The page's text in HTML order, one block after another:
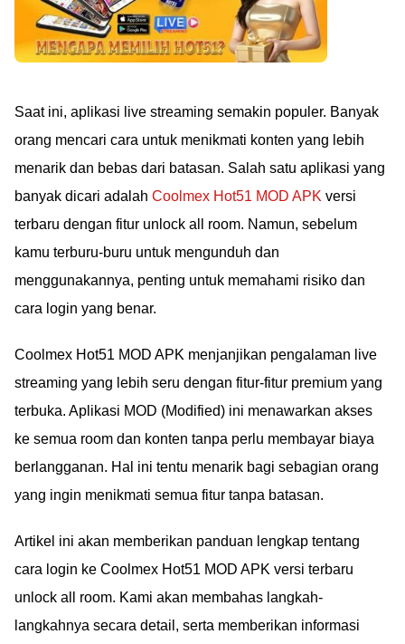
Saat ini, aplikasi live streaming semakin populer. Banyak
orang mencari cara untuk menikmati konten yang lebih
menarik dan bebas dari batasan. Salah satu aplikasi yang
banyak dicari adalah Coolmex Hot51 MOD APK versi
terbaru dengan fitur unlock all room. Namun, sebelum
kamu terburu-buru untuk mengunduh dan
menggunakannya, penting untuk memahami risiko dan
cara login yang benar.
Coolmex Hot51 MOD APK menjanjikan pengalaman live
streaming yang lebih seru dengan fitur-fitur premium yang
terbuka. Aplikasi MOD (Modified) ini menawarkan akses
ke semua room dan konten tanpa perlu membayar biaya
berlangganan. Hal ini tentu menarik bagi sebagian orang
yang ingin menikmati semua fitur tanpa batasan.
Artikel ini akan memberikan panduan lengkap tentang
cara login ke Coolmex Hot51 MOD APK versi terbaru
unlock all room. Kami akan membahas langkah-
langkahnya secara detail, serta memberikan informasi